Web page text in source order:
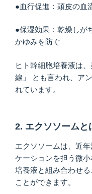
●血行促進：頭皮の血
●保湿効果：乾燥しが
かゆみを防ぐ
ヒト幹細胞培養液は
線」 とも言われ、ア
れています。
2. エクソソームと
エクソソームは、近
ケーションを担う微
培養液と組み合わせ
ことができます。